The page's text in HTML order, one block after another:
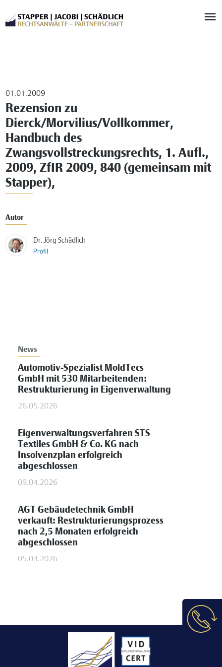
01.01.2009
Rezension zu
Dierck/Morvilius/Vollkommer,
Handbuch des
Zwangsvollstreckungsrechts, 1. Aufl.,
2009, ZfIR 2009, 840 (gemeinsam mit
Stapper),
Autor
Dr. Jörg Schädlich
Profil
News
Automotiv-Spezialist MoldTecs
GmbH mit 530 Mitarbeitenden:
Restrukturierung in Eigenverwaltung
26.05.2026
Eigenverwaltungsverfahren STS
Textiles GmbH & Co. KG nach
Insolvenzplan erfolgreich
abgeschlossen
09.04.2026
AGT Gebäudetechnik GmbH
verkauft: Restrukturierungsprozess
nach 2,5 Monaten erfolgreich
abgeschlossen
05.03.2026